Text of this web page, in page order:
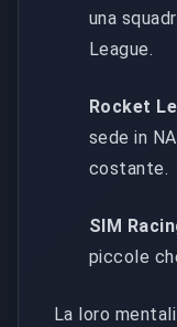
una
League.
Rocket
sede in
costante.
SIM
piccole
La loro